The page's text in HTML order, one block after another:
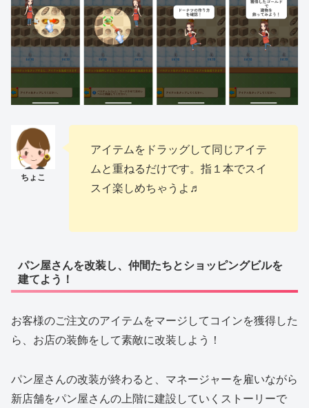
アイテムをドラッグして同じアイテ
ムと重ねるだけです。指１本でスイ
スイ楽しめちゃうよ♬
パン屋さんを改装し、仲間たちとショッピングビルを
建てよう！
お客様のご注文のアイテムをマージしてコインを獲得した
ら、お店の装飾をして素敵に改装しよう！
パン屋さんの改装が終わると、マネージャーを雇いながら
新店舗をパン屋さんの上階に建設していくストーリーで